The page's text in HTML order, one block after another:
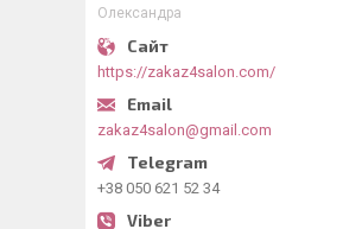
Олександра
https://zakaz4salon.com/
zakaz4salon@gmail.com
+38 050 621 52 34